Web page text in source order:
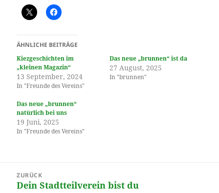
ÄHNLICHE BEITRÄGE
Kiezgeschichten im
„kleinen Magazin“
13 September, 2024
In "Freunde des Vereins"
Das neue „brunnen“ ist da
27 August, 2025
In "brunnen"
Das neue „brunnen“
natürlich bei uns
19 Juni, 2025
In "Freunde des Vereins"
ZURÜCK
Vorheriger
Dein Stadtteilverein bist du